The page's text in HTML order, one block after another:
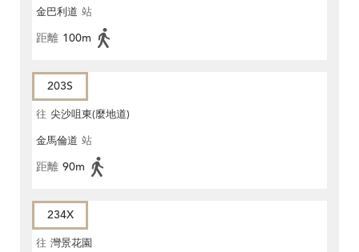
金巴利道 站
距離 100m
203S
往 尖沙咀東(麼地道)
金馬倫道 站
距離 90m
234X
往 灣景花園